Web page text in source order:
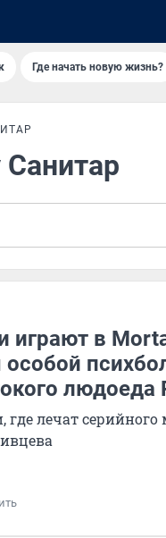
Где начать новую жизнь?
Санитар
играют в
людоеда
лечат